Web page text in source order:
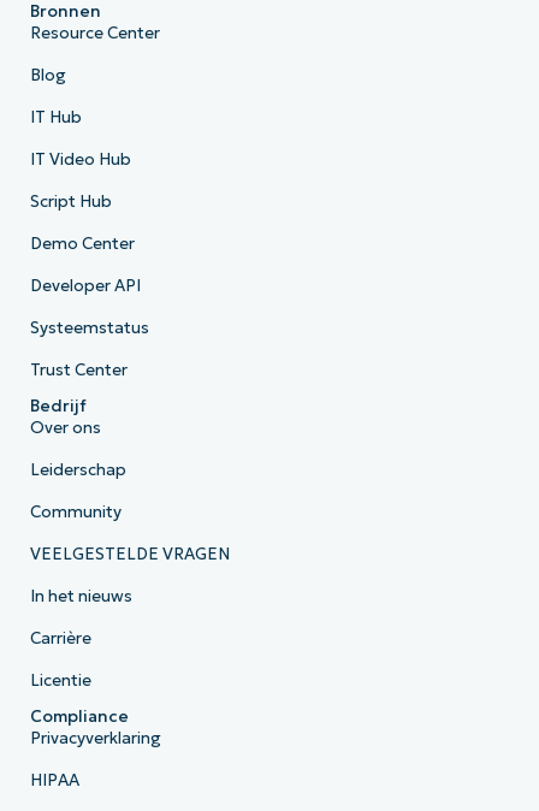
Bronnen
Resource Center
Blog
IT Hub
IT Video Hub
Script Hub
Demo Center
Developer API
Systeemstatus
Trust Center
Bedrijf
Over ons
Leiderschap
Community
VEELGESTELDE VRAGEN
In het nieuws
Carrière
Licentie
Compliance
Privacyverklaring
HIPAA